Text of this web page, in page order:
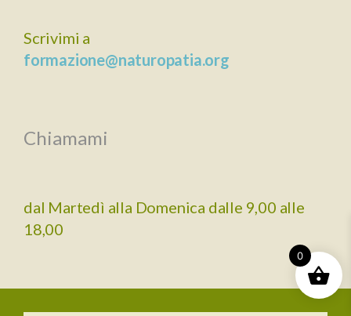
Scrivimi a
formazione@naturopatia.org
Chiamami
dal Martedì alla Domenica dalle 9,00 alle
18,00
0